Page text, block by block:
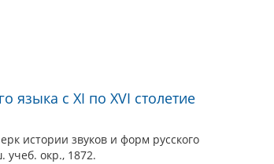
языка с XI по XVI столетие
истории звуков и форм русского
учеб. окр., 1872.